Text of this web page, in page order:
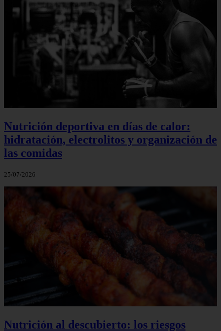
Nutrición deportiva en días de calor:
hidratación, electrolitos y organización de
las comidas
25/07/2026
Nutrición al descubierto: los riesgos